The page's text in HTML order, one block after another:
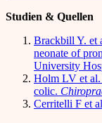
Studien & Quellen
Brackbill Y. et
neonate of
University
Holm LV et al.
colic.
Cerritelli F et